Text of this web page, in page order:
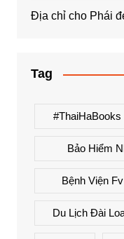
Địa chỉ cho Phái
Tag
#ThaiHaBooks
Bảo Hiểm
Bệnh Viện Fv
Du Lịch Đài